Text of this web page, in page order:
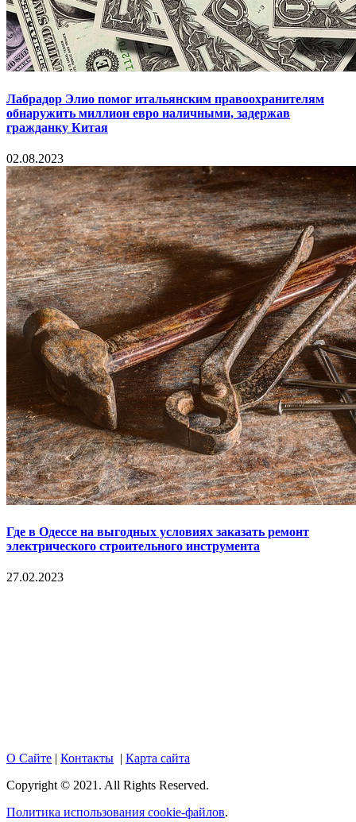
Лабрадор Элио помог итальянским правоохранителям
обнаружить миллион евро наличными, задержав
гражданку Китая
02.08.2023
Где в Одессе на выгодных условиях заказать ремонт
электрического строительного инструмента
27.02.2023
О Сайте | Контакты | Карта сайта
Copyright © 2021. All Rights Reserved.
Политика использования cookie-файлов.